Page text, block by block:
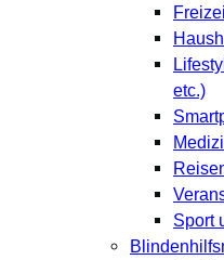
etc.)
Sport